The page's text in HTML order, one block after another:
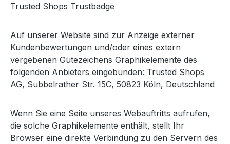
Trusted Shops Trustbadge
Auf unserer Website sind zur Anzeige externer
Kundenbewertungen und/oder eines extern
vergebenen Gütezeichens Graphikelemente des
folgenden Anbieters eingebunden: Trusted Shops
AG, Subbelrather Str. 15C, 50823 Köln, Deutschland
Wenn Sie eine Seite unseres Webauftritts aufrufen,
die solche Graphikelemente enthält, stellt Ihr
Browser eine direkte Verbindung zu den Servern des